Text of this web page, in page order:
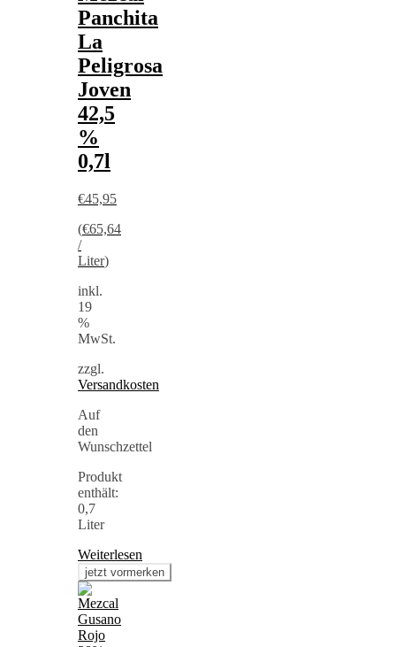
Panchita
La
Peligrosa
Joven
42,5
%
0,7l
€45,95
(€65,64
/
Liter)
inkl.
19
%
MwSt.
zzgl.
Versandkosten
Auf
den
Wunschzettel
Produkt
enthält:
0,7
Liter
Weiterlesen